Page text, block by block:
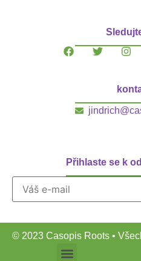
Přihlaste se k
© 2023 Casopis Roots •